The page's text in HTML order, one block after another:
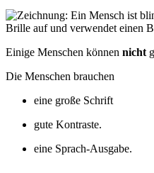
Einige Menschen können nicht
Die Menschen brauchen
eine große Schrift
gute Kontraste.
eine Sprach-Ausgabe.